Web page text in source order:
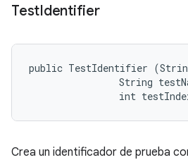
TestIdentifier
public TestIdentifier (String
String
int
Crea un identificador de prueba